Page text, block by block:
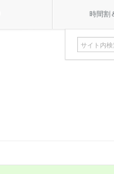
時間割